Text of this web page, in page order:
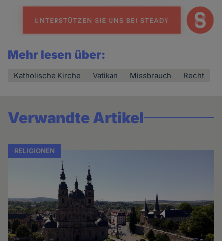
Mehr lesen über:
Katholische Kirche Vatikan Missbrauch Recht
Verwandte Artikel
RELIGIONEN